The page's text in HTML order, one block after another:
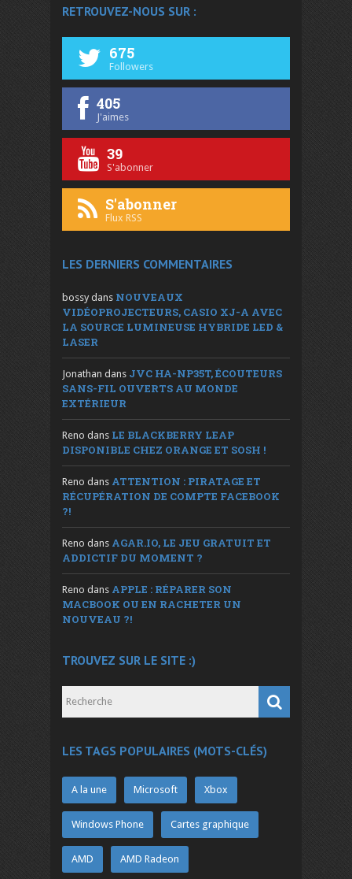
RETROUVEZ-NOUS SUR :
675
Followers
405
J'aimes
39
S'abonner
S'abonner
Flux RSS
LES DERNIERS COMMENTAIRES
bossy dans NOUVEAUX
VIDÉOPROJECTEURS, CASIO XJ-A AVEC
LA SOURCE LUMINEUSE HYBRIDE LED &
LASER
Jonathan dans JVC HA-NP35T, ÉCOUTEURS
SANS-FIL OUVERTS AU MONDE
EXTÉRIEUR
Reno dans LE BLACKBERRY LEAP
DISPONIBLE CHEZ ORANGE ET SOSH !
Reno dans ATTENTION : PIRATAGE ET
RÉCUPÉRATION DE COMPTE FACEBOOK
?!
Reno dans AGAR.IO, LE JEU GRATUIT ET
ADDICTIF DU MOMENT ?
Reno dans APPLE : RÉPARER SON
MACBOOK OU EN RACHETER UN
NOUVEAU ?!
TROUVEZ SUR LE SITE :)
LES TAGS POPULAIRES (MOTS-CLÉS)
A la une Microsoft Xbox
Windows Phone Cartes graphique
AMD AMD Radeon